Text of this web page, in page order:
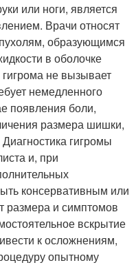
или ноги, является
Врачи относят
образующимся
в оболочке
не вызывает
немедленного
появления боли,
размера шишки,
гигромы
и, при
консервативным или
размера и симптомов
вскрытие
к осложнениям,
опытному